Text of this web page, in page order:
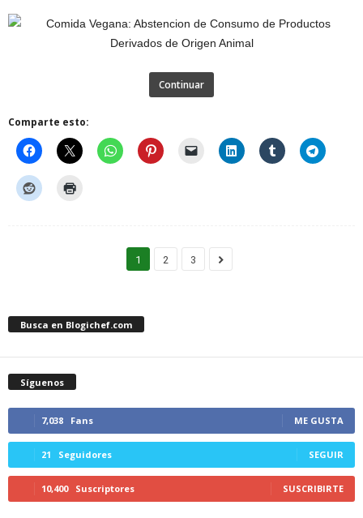
Continuar
Comparte esto:
1 2 3
Busca en Blogichef.com
Síguenos
7,038 Fans ME GUSTA
21 Seguidores SEGUIR
10,400 Suscriptores SUSCRIBIRTE